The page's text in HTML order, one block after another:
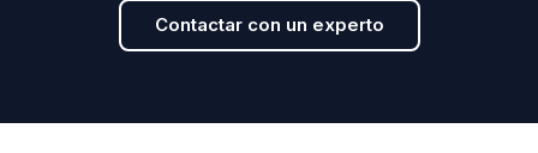
Contactar con un experto